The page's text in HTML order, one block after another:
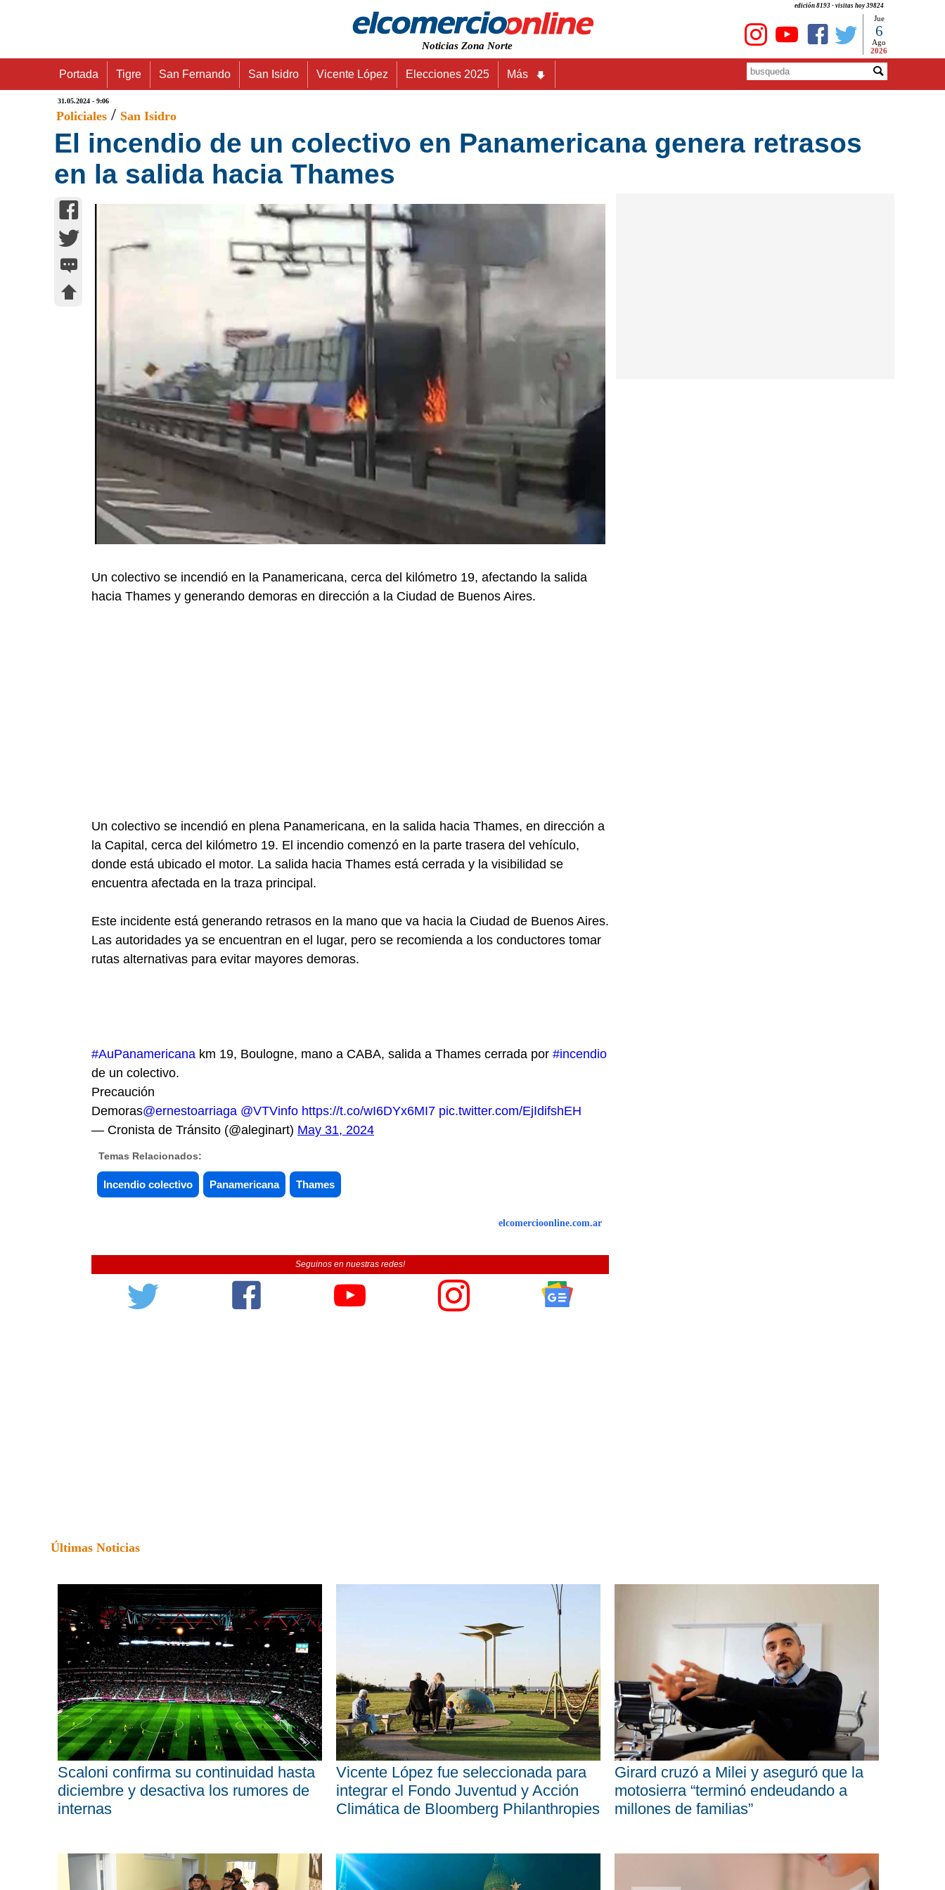
edición 8193 - visitas hoy 39824
Noticias Zona Norte
Jue
6
Ago
2026
Portada Tigre San Fernando San Isidro Vicente López Elecciones 2025 Más
31.05.2024 - 9:06
Policiales / San Isidro
El incendio de un colectivo en Panamericana genera retrasos
en la salida hacia Thames
Un colectivo se incendió en la Panamericana, cerca del kilómetro 19, afectando la salida
hacia Thames y generando demoras en dirección a la Ciudad de Buenos Aires.
Un colectivo se incendió en plena Panamericana, en la salida hacia Thames, en dirección a
la Capital, cerca del kilómetro 19. El incendio comenzó en la parte trasera del vehículo,
donde está ubicado el motor. La salida hacia Thames está cerrada y la visibilidad se
encuentra afectada en la traza principal.
Este incidente está generando retrasos en la mano que va hacia la Ciudad de Buenos Aires.
Las autoridades ya se encuentran en el lugar, pero se recomienda a los conductores tomar
rutas alternativas para evitar mayores demoras.
#AuPanamericana km 19, Boulogne, mano a CABA, salida a Thames cerrada por #incendio
de un colectivo.
Precaución
Demoras@ernestoarriaga @VTVinfo https://t.co/wI6DYx6MI7 pic.twitter.com/EjIdifshEH
— Cronista de Tránsito (@aleginart) May 31, 2024
Temas Relacionados:
Incendio colectivo Panamericana Thames
elcomercioonline.com.ar
Seguinos en nuestras redes!
Últimas Noticias
Scaloni confirma su continuidad hasta
diciembre y desactiva los rumores de
internas
Vicente López fue seleccionada para
integrar el Fondo Juventud y Acción
Climática de Bloomberg Philanthropies
Girard cruzó a Milei y aseguró que la
motosierra “terminó endeudando a
millones de familias”